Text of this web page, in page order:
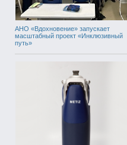
АНО «Вдохновение» запускает
масштабный проект «Инклюзивный
путь»